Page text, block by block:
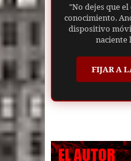
"No dejes que
conocimiento.
dispositivo
naciente
FIJAR A